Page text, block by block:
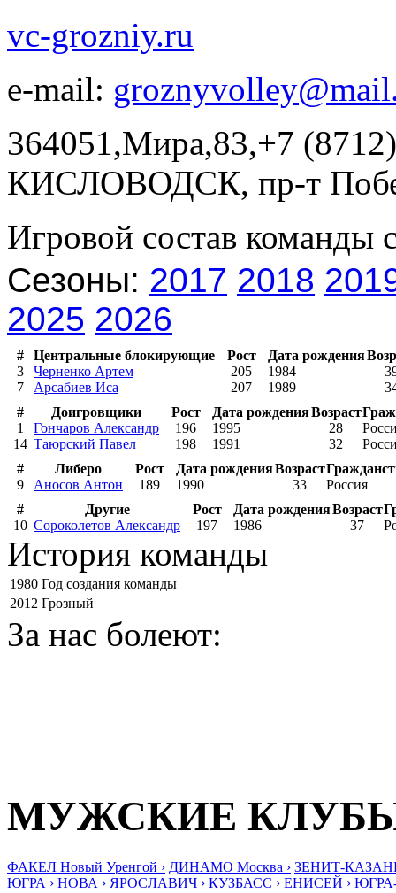
vc-grozniy.ru
e-mail:
364051,Мира,83,+7
КИСЛОВОДСК, пр-т
Игровой состав команды
Сезоны: 2017 2018
2025 2026
# Центральные блокирующие Рост Дата рождения
3
Черненко Артем 205 1984
7
Арсабиев Иса 207 1989
#
Доигровщики Рост Дата рожденияВозраст
1
Гончаров Александр 196 1995 28
14 Таюрский Павел 198 1991 32
#
Либеро Рост Дата рожденияВозраст
9
Аносов Антон 189 1990 33
Россия
#
Другие Рост Дата рожденияВозраст
10 Сороколетов Александр 197 1986 37
История команды
1980 Год создания команды
2012 Грозный
За нас болеют:
МУЖСКИЕ
ФАКЕЛ Новый Уренгой › ДИНАМО Москва › ЗЕНИТ-
ЮГРА › НОВА › ЯРОСЛАВИЧ › КУЗБАСС › ЕНИСЕЙ ›